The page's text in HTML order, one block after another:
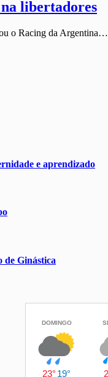
libertadores
o Racing da Argentina…
e aprendizado
Ginástica